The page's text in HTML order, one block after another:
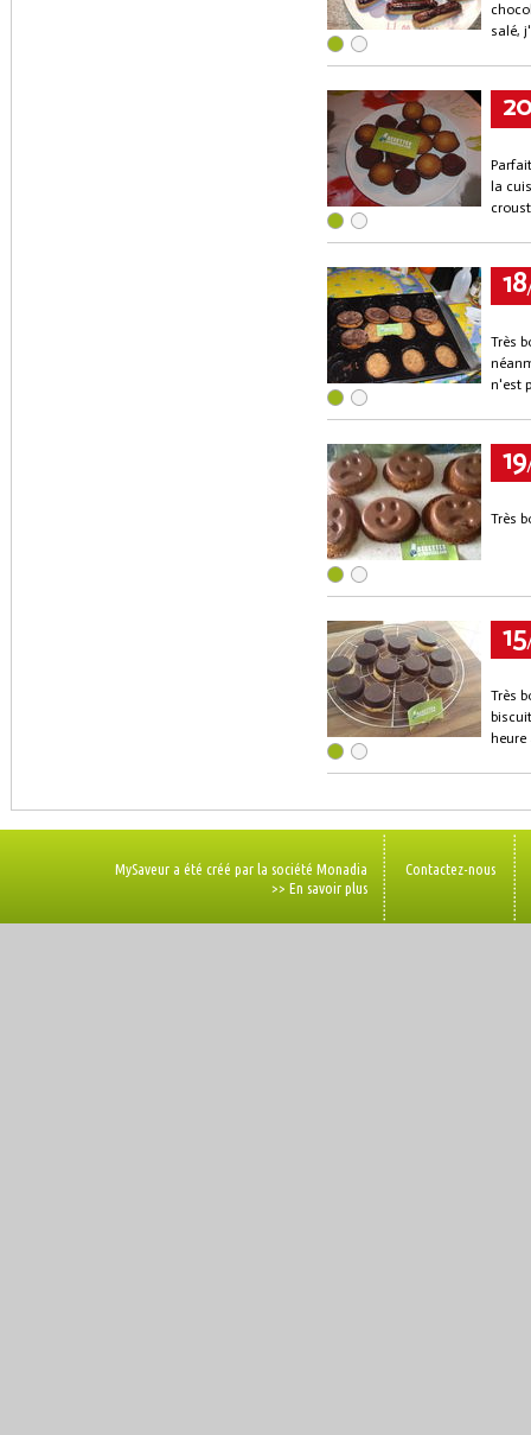
salé,
20
la
18
Très
n'est
19
Très
15
Très
MySaveur a été créé par la société Monadia
>> En savoir plus
Contactez-nous